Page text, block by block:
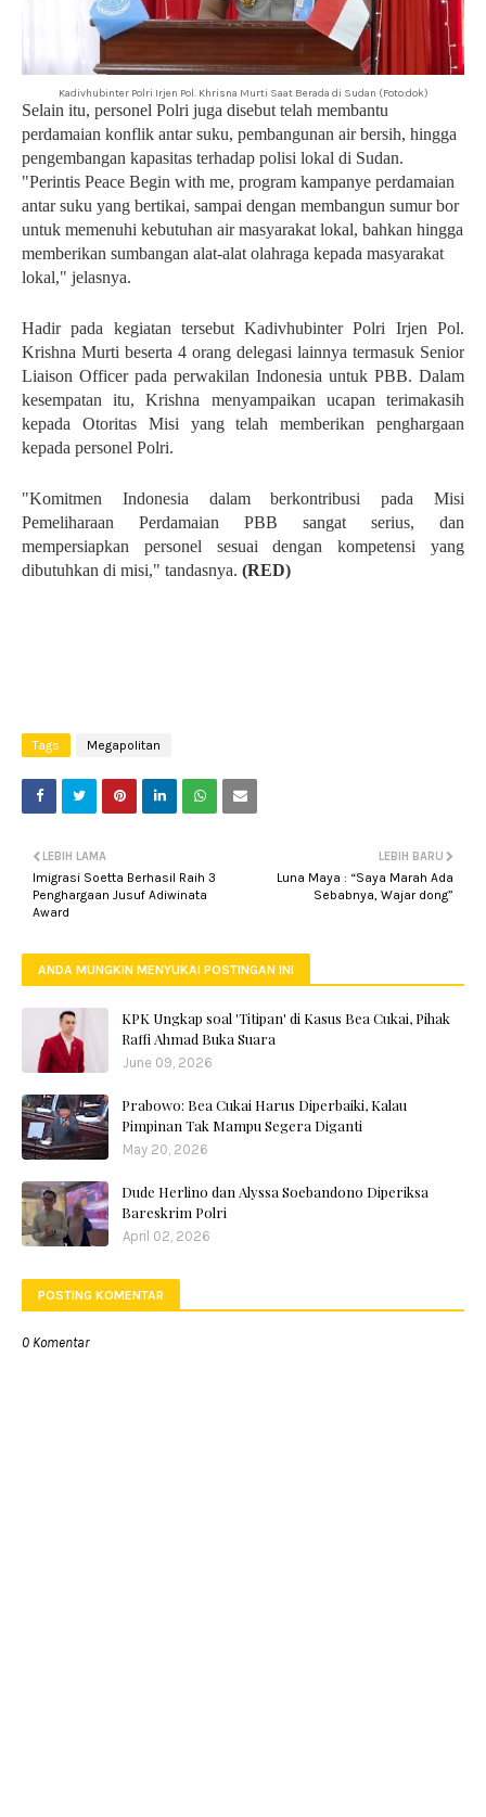
Kadivhubinter Polri Irjen Pol. Khrisna Murti Saat Berada di Sudan (Foto:dok)
Selain itu, personel Polri juga disebut telah membantu
perdamaian konflik antar suku, pembangunan air bersih, hingga
pengembangan kapasitas terhadap polisi lokal di Sudan.
"Perintis Peace Begin with me, program kampanye perdamaian
antar suku yang bertikai, sampai dengan membangun sumur bor
untuk memenuhi kebutuhan air masyarakat lokal, bahkan hingga
memberikan sumbangan alat-alat olahraga kepada masyarakat
lokal," jelasnya.
Hadir pada kegiatan tersebut Kadivhubinter Polri Irjen Pol.
Krishna Murti beserta 4 orang delegasi lainnya termasuk Senior
Liaison Officer pada perwakilan Indonesia untuk PBB. Dalam
kesempatan itu, Krishna menyampaikan ucapan terimakasih
kepada Otoritas Misi yang telah memberikan penghargaan
kepada personel Polri.
"Komitmen Indonesia dalam berkontribusi pada Misi
Pemeliharaan Perdamaian PBB sangat serius, dan
mempersiapkan personel sesuai dengan kompetensi yang
dibutuhkan di misi," tandasnya. (RED)
Tags Megapolitan
LEBIH BARU
Luna Maya : “Saya Marah Ada
Sebabnya, Wajar dong”
LEBIH LAMA
Imigrasi Soetta Berhasil Raih 3
Penghargaan Jusuf Adiwinata
Award
ANDA MUNGKIN MENYUKAI POSTINGAN INI
KPK Ungkap soal 'Titipan' di Kasus Bea Cukai, Pihak
Raffi Ahmad Buka Suara
June 09, 2026
Prabowo: Bea Cukai Harus Diperbaiki, Kalau
Pimpinan Tak Mampu Segera Diganti
May 20, 2026
Dude Herlino dan Alyssa Soebandono Diperiksa
Bareskrim Polri
April 02, 2026
POSTING KOMENTAR
0 Komentar